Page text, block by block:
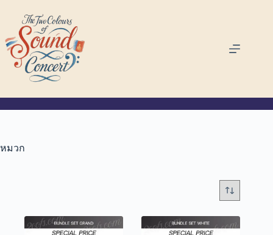
content
หมวก